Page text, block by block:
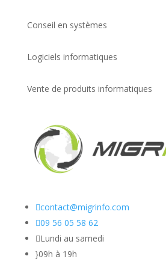
Conseil en systèmes
Logiciels informatiques
Vente de produits informatiques
contact@migrinfo.com
09 56 05 58 62
Lundi au samedi
}09h à 19h